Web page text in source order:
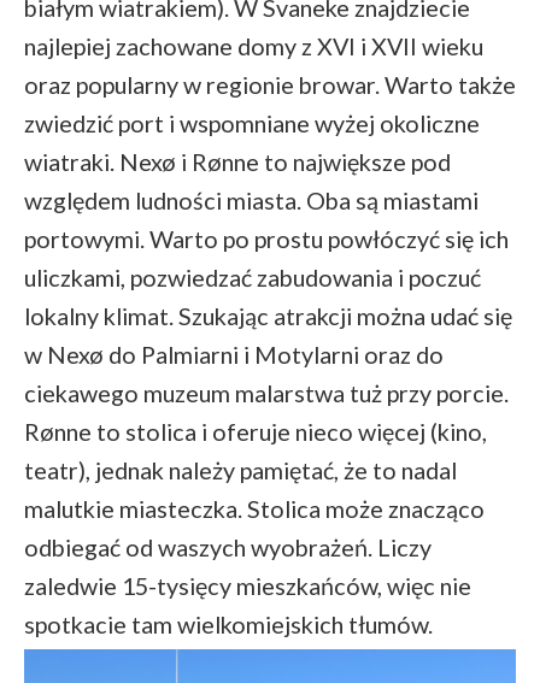
białym wiatrakiem). W Svaneke znajdziecie
najlepiej zachowane domy z XVI i XVII wieku
oraz popularny w regionie browar. Warto także
zwiedzić port i wspomniane wyżej okoliczne
wiatraki. Nexø i Rønne to największe pod
względem ludności miasta. Oba są miastami
portowymi. Warto po prostu powłóczyć się ich
uliczkami, pozwiedzać zabudowania i poczuć
lokalny klimat. Szukając atrakcji można udać się
w Nexø do Palmiarni i Motylarni oraz do
ciekawego muzeum malarstwa tuż przy porcie.
Rønne to stolica i oferuje nieco więcej (kino,
teatr), jednak należy pamiętać, że to nadal
malutkie miasteczka. Stolica może znacząco
odbiegać od waszych wyobrażeń. Liczy
zaledwie 15-tysięcy mieszkańców, więc nie
spotkacie tam wielkomiejskich tłumów.